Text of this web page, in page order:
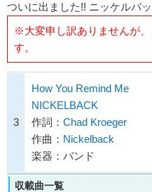
ついに出ました!! ニッケルバ
※大変申し訳ありませんが
す。
3
How You Remind Me
NICKELBACK
作詞： Chad Kroeger
作曲： Nickelback
楽器：バンド
収載曲一覧